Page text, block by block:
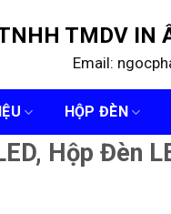
TMDV IN
Email:
HỘP ĐÈN
Hộp Đèn